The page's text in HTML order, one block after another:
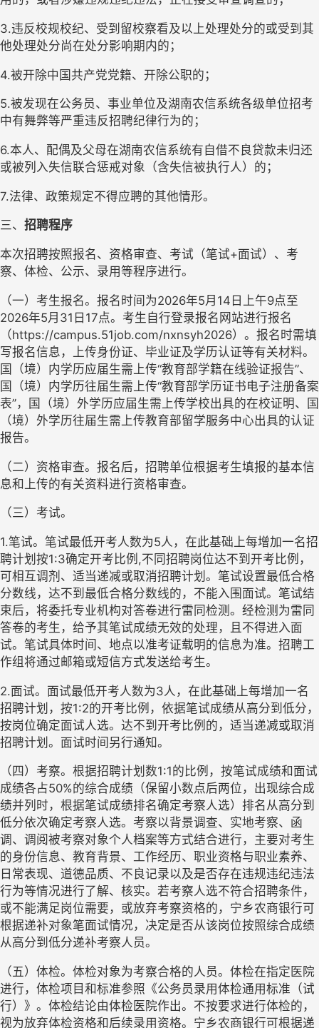
3.违反校规校纪、受到留校察看及以上处理处分的或受到其
他处理处分尚在处分影响期内的；
4.被开除中国共产党党籍、开除公职的；
5.被发现在公务员、事业单位及湖南农信系统各级单位招考
中有舞弊等严重违反招聘纪律行为的；
6.本人、配偶及父母在湖南农信系统有自借不良贷款未归还
或被列入失信联合惩戒对象（含失信被执行人）的；
7.法律、政策规定不得应聘的其他情形。
三、 招聘程序
本次招聘按照报名、资格审查、考试（笔试+面试）、考
察、体检、公示、录用等程序进行。
（一）考生报名。报名时间为2026年5月14日上午9点至
2026年5月31日17点。考生自行登录报名网站进行报名
（https://campus.51job.com/nxnsyh2026）。报名时需填
写报名信息，上传身份证、毕业证及学历认证等有关材料。
国（境）内学历应届生需上传“教育部学籍在线验证报告”、
国（境）内学历往届生需上传“教育部学历证书电子注册备案
表”，国（境）外学历应届生需上传学校出具的在校证明、国
（境）外学历往届生需上传教育部留学服务中心出具的认证
报告。
（二）资格审查。报名后，招聘单位根据考生填报的基本信
息和上传的有关资料进行资格审查。
（三）考试。
1.笔试。笔试最低开考人数为5人，在此基础上每增加一名招
聘计划按1:3确定开考比例,不同招聘岗位达不到开考比例，
可相互调剂、适当递减或取消招聘计划。笔试设置最低合格
分数线，达不到最低合格分数线的，不能入围面试。笔试结
束后，将委托专业机构对答卷进行雷同检测。经检测为雷同
答卷的考生，给予其笔试成绩无效的处理，且不得进入面
试。笔试具体时间、地点以准考证载明的信息为准。招聘工
作组将通过邮箱或短信方式发送给考生。
2.面试。面试最低开考人数为3人，在此基础上每增加一名
招聘计划，按1:2的开考比例，依据笔试成绩从高分到低分，
按岗位确定面试人选。达不到开考比例的，适当递减或取消
招聘计划。面试时间另行通知。
（四）考察。根据招聘计划数1:1的比例，按笔试成绩和面试
成绩各占50%的综合成绩（保留小数点后两位，出现综合成
绩并列时，根据笔试成绩排名确定考察人选）排名从高分到
低分依次确定考察人选。考察以背景调查、实地考察、函
调、调阅被考察对象个人档案等方式结合进行，主要对考生
的身份信息、教育背景、工作经历、职业资格与职业素养、
日常表现、道德品质、不良记录以及是否存在违规违纪违法
行为等情况进行了解、核实。若考察人选不符合招聘条件，
或不能满足岗位需要，或放弃考察资格的，宁乡农商银行可
根据递补对象笔面试情况，决定是否从该岗位按照综合成绩
从高分到低分递补考察人员。
（五）体检。体检对象为考察合格的人员。体检在指定医院
进行，体检项目和标准参照《公务员录用体检通用标准（试
行）》。体检结论由体检医院作出。不按要求进行体检的，
视为放弃体检资格和后续录用资格。宁乡农商银行可根据递